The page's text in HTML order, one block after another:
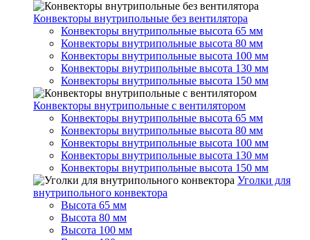
Конвекторы внутрипольные без вентилятора
Конвекторы внутрипольные высота 65 мм
Конвекторы внутрипольные высота 80 мм
Конвекторы внутрипольные высота 100 мм
Конвекторы внутрипольные высота 130 мм
Конвекторы внутрипольные высота 150 мм
Конвекторы внутрипольные с вентилятором
Конвекторы внутрипольные высота 65 мм
Конвекторы внутрипольные высота 80 мм
Конвекторы внутрипольные высота 100 мм
Конвекторы внутрипольные высота 130 мм
Конвекторы внутрипольные высота 150 мм
Уголки для
внутрипольного конвектора
Высота 65 мм
Высота 80 мм
Высота 100 мм